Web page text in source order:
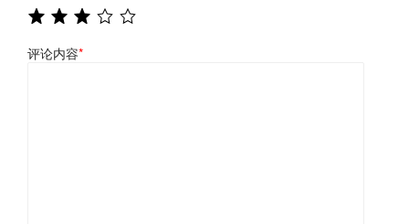
评论内容*